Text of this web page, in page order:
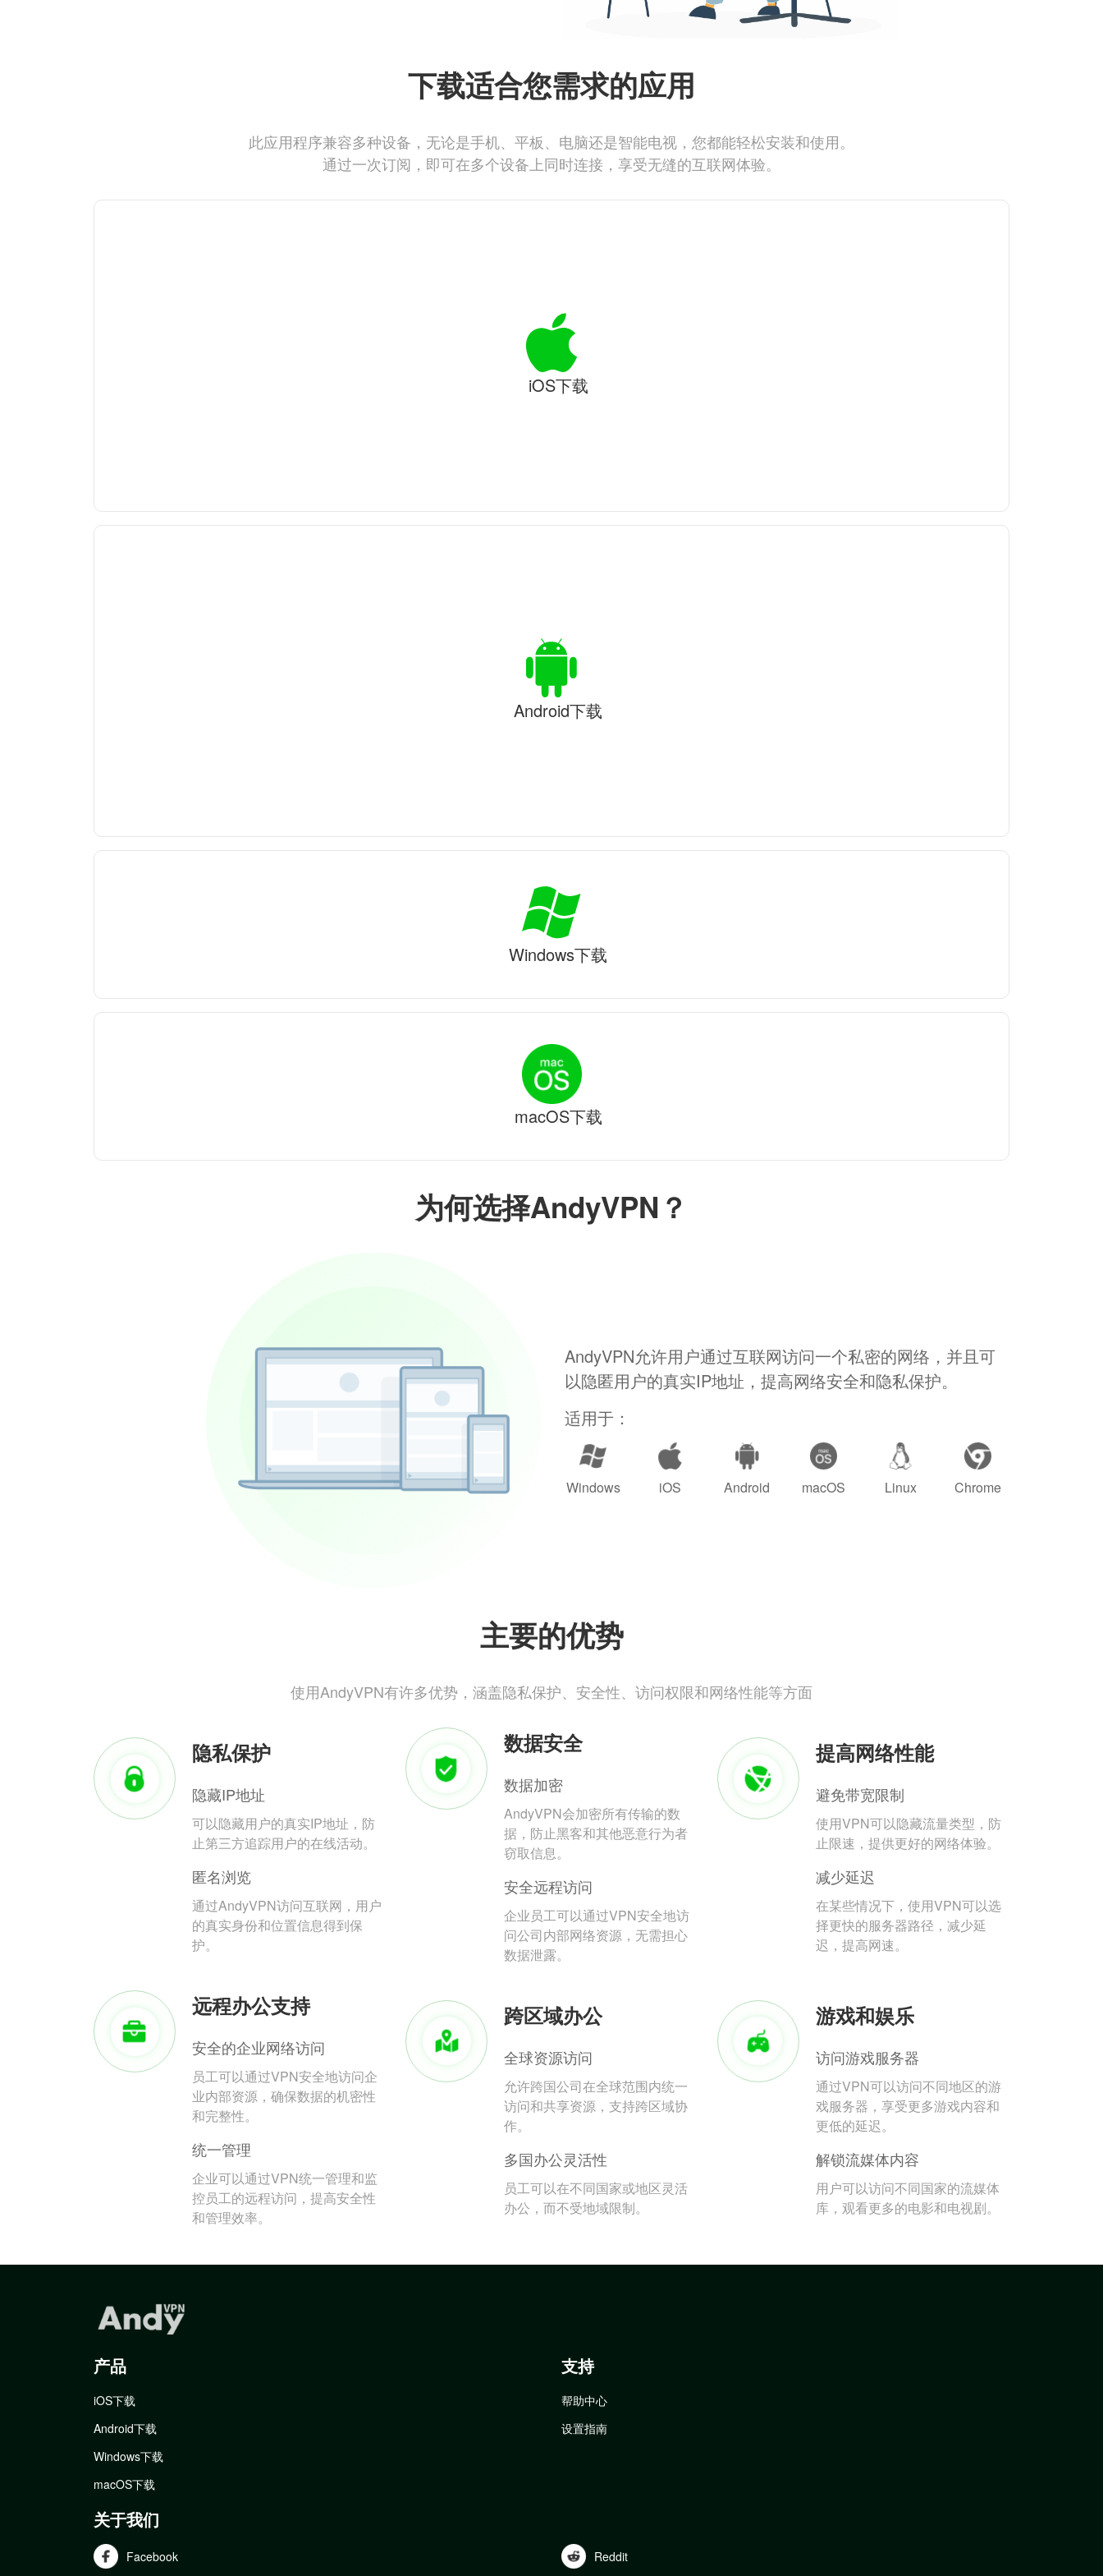
为何选择AndyVPN？
AndyVPN允许用户通过互联网访问一个私密的网络，并且可
以隐匿用户的真实IP地址，提高网络安全和隐私保护。
适用于：
Windows iOS Android macOS Linux Chrome
主要的优势
使用AndyVPN有许多优势，涵盖隐私保护、安全性、访问权限和网络性能等方面
隐私保护
隐藏IP地址
可以隐藏用户的真实IP地址，防
止第三方追踪用户的在线活动。
匿名浏览
通过AndyVPN访问互联网，用户
的真实身份和位置信息得到保
护。
数据安全
数据加密
AndyVPN会加密所有传输的数
据，防止黑客和其他恶意行为者
窃取信息。
安全远程访问
企业员工可以通过VPN安全地访
问公司内部网络资源，无需担心
数据泄露。
提高网络性能
避免带宽限制
使用VPN可以隐藏流量类型，防
止限速，提供更好的网络体验。
减少延迟
在某些情况下，使用VPN可以选
择更快的服务器路径，减少延
迟，提高网速。
远程办公支持
安全的企业网络访问
员工可以通过VPN安全地访问企
业内部资源，确保数据的机密性
和完整性。
统一管理
企业可以通过VPN统一管理和监
控员工的远程访问，提高安全性
和管理效率。
跨区域办公
全球资源访问
允许跨国公司在全球范围内统一
访问和共享资源，支持跨区域协
作。
多国办公灵活性
员工可以在不同国家或地区灵活
办公，而不受地域限制。
游戏和娱乐
访问游戏服务器
通过VPN可以访问不同地区的游
戏服务器，享受更多游戏内容和
更低的延迟。
解锁流媒体内容
用户可以访问不同国家的流媒体
库，观看更多的电影和电视剧。
下载适合您需求的应用
此应用程序兼容多种设备，无论是手机、平板、电脑还是智能电视，您都能轻松安装和使用。
通过一次订阅，即可在多个设备上同时连接，享受无缝的互联网体验。
iOS下载
Android下载
Windows下载
macOS下载
产品
iOS下载
Android下载
Windows下载
macOS下载
支持
帮助中心
设置指南
关于我们
Facebook Reddit